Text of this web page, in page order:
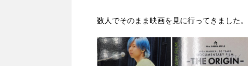
数人でそのまま映画を見に行ってきました。